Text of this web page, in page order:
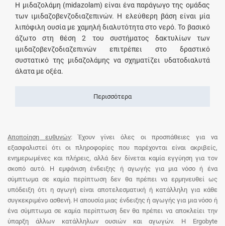
Η μιδαζολάμη (midazolam) είναι ένα παράγωγο της ομάδας
των ιμιδαζοβενζοδιαζεπινών. Η ελεύθερη βάση είναι μία
λιπόφιλη ουσία με χαμηλή διαλυτότητα στο νερό. Το βασικό
άζωτο στη θέση 2 του συστήματος δακτυλίων των
ιμιδαζοβενζοδιαζεπινών επιτρέπει στο δραστικό
συστατικό της μιδαζολάμης να σχηματίζει υδατοδιαλυτά
άλατα με οξέα.
Περισσότερα
Αποποίηση ευθυνών: Έχουν γίνει όλες οι προσπάθειες για να
εξασφαλιστεί ότι οι πληροφορίες που παρέχονται είναι ακριβείς,
ενημερωμένες και πλήρεις, αλλά δεν δίνεται καμία εγγύηση για τον
σκοπό αυτό. Η εμφάνιση ένδειξης ή αγωγής για μια νόσο ή ένα
σύμπτωμα σε καμία περίπτωση δεν θα πρέπει να ερμηνευθεί ως
υπόδειξη ότι η αγωγή είναι αποτελεσματική ή κατάλληλη για κάθε
συγκεκριμένο ασθενή. Η απουσία μιας ένδειξης ή αγωγής για μια νόσο ή
ένα σύμπτωμα σε καμία περίπτωση δεν θα πρέπει να αποκλείει την
ύπαρξη άλλων κατάλληλων ουσιών και αγωγών. Η Ergobyte